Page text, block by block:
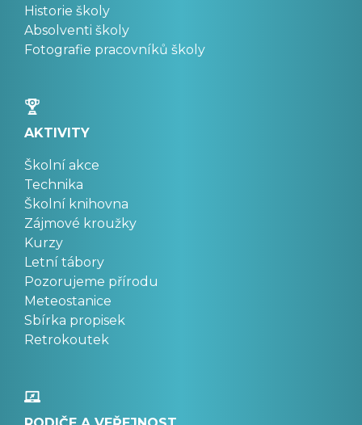
Historie školy
Absolventi školy
Fotografie pracovníků školy
AKTIVITY
Školní akce
Technika
Školní knihovna
Zájmové kroužky
Kurzy
Letní tábory
Pozorujeme přírodu
Meteostanice
Sbírka propisek
Retrokoutek